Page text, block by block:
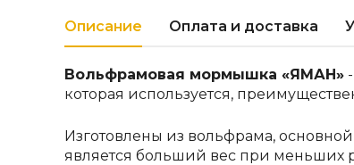
Описание Оплата и доставка
Вольфрамовая мормышка «ЯМАН»
которая используется,
Изготовлены из вольфрама,
является больший вес при меньших